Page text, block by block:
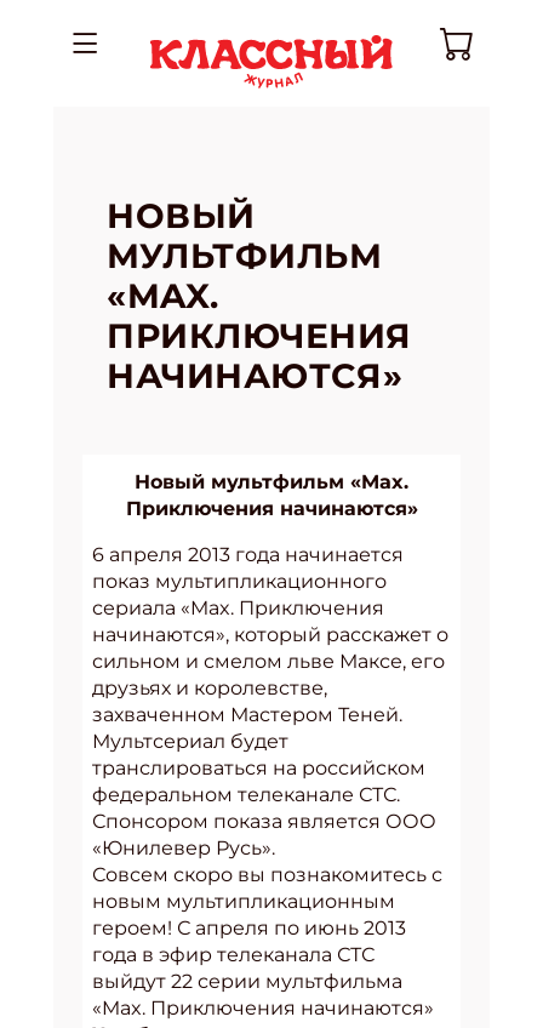
НОВЫЙ
МУЛЬТФИЛЬМ
«MAX.
ПРИКЛЮЧЕНИЯ
НАЧИНАЮТСЯ»
Новый мультфильм «Max.
Приключения начинаются»
6 апреля 2013 года начинается
показ мультипликационного
сериала «Max. Приключения
начинаются», который расскажет о
сильном и смелом льве Максе, его
друзьях и королевстве,
захваченном Мастером Теней.
Мультсериал будет
транслироваться на российском
федеральном телеканале СТС.
Спонсором показа является ООО
«Юнилевер Русь».
Совсем скоро вы познакомитесь с
новым мультипликационным
героем! С апреля по июнь 2013
года в эфир телеканала СТС
выйдут 22 серии мультфильма
«Max. Приключения начинаются»